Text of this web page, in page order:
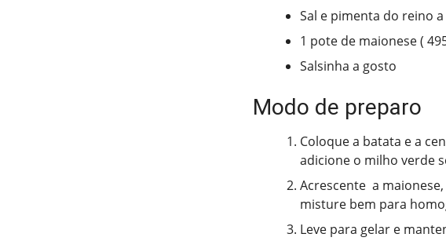
Sal e pimenta do reino
1 pote de maionese (
Salsinha a gosto
Modo de preparo
Coloque a batata e a
adicione o milho verde
Acrescente a
misture bem para
Leve para gelar e